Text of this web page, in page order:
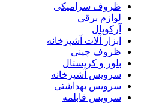
ظروف سرامیکی
لوازم برقی
آرکوپال
ابزار آلات آشپزخانه
ظروف چینی
بلور و کریستال
سرویس آشپزخانه
سرویس بهداشتی
سرویس قابلمه